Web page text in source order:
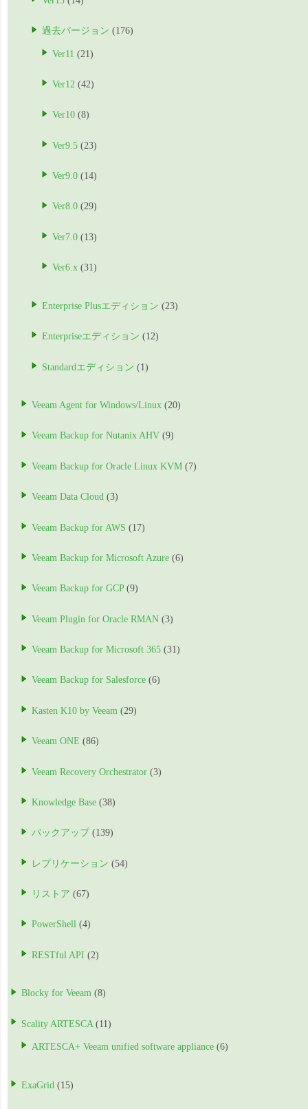
過去バージョン (176)
Ver11 (21)
Ver12 (42)
Ver10 (8)
Ver9.5 (23)
Ver9.0 (14)
Ver8.0 (29)
Ver7.0 (13)
Ver6.x (31)
Enterprise Plusエディション (23)
Enterpriseエディション (12)
Standardエディション (1)
Veeam Agent for Windows/Linux (20)
Veeam Backup for Nutanix AHV (9)
Veeam Backup for Oracle Linux KVM (7)
Veeam Data Cloud (3)
Veeam Backup for AWS (17)
Veeam Backup for Microsoft Azure (6)
Veeam Backup for GCP(9)
Veeam Plugin for Oracle RMAN (3)
Veeam Backup for Microsoft 365 (31)
Veeam Backup for Salesforce (6)
Kasten K10 by Veeam (29)
Veeam ONE (86)
Veeam Recovery Orchestrator (3)
Knowledge Base (38)
バックアップ (139)
レプリケーション (54)
リストア (67)
PowerShell (4)
RESTful API (2)
Blocky for Veeam (8)
Scality ARTESCA (11)
ARTESCA+ Veeam unified software appliance (6)
ExaGrid (15)